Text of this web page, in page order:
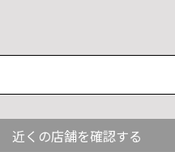
近くの店舗を確認する